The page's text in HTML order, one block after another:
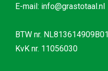
E-mail: info@grastotaal.nl
BTW nr. NL813614909B01
KvK nr. 11056030